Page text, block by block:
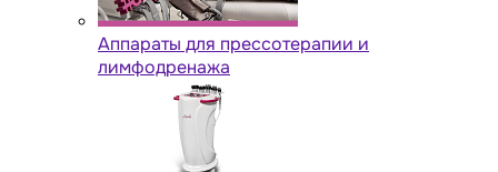
Аппараты для прессотерапии и
лимфодренажа